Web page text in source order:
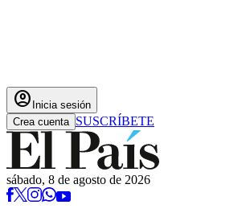
account_circle Inicia sesión
Crea cuenta SUSCRÍBETE
sábado, 8 de agosto de 2026